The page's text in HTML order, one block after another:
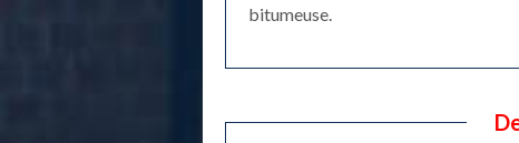
bitumeuse.